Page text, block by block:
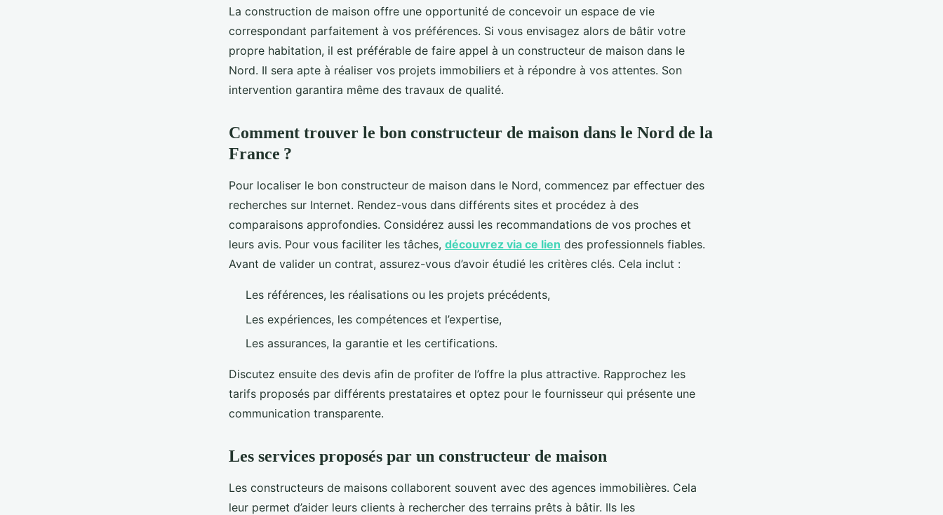
La construction de maison offre une opportunité de concevoir un espace de vie
correspondant parfaitement à vos préférences. Si vous envisagez alors de bâtir votre
propre habitation, il est préférable de faire appel à un constructeur de maison dans le
Nord. Il sera apte à réaliser vos projets immobiliers et à répondre à vos attentes. Son
intervention garantira même des travaux de qualité.
Comment trouver le bon constructeur de maison dans le Nord de la
France ?
Pour localiser le bon constructeur de maison dans le Nord, commencez par effectuer des
recherches sur Internet. Rendez-vous dans différents sites et procédez à des
comparaisons approfondies. Considérez aussi les recommandations de vos proches et
leurs avis. Pour vous faciliter les tâches, découvrez via ce lien des professionnels fiables.
Avant de valider un contrat, assurez-vous d’avoir étudié les critères clés. Cela inclut :
Les références, les réalisations ou les projets précédents,
Les expériences, les compétences et l’expertise,
Les assurances, la garantie et les certifications.
Discutez ensuite des devis afin de profiter de l’offre la plus attractive. Rapprochez les
tarifs proposés par différents prestataires et optez pour le fournisseur qui présente une
communication transparente.
Les services proposés par un constructeur de maison
Les constructeurs de maisons collaborent souvent avec des agences immobilières. Cela
leur permet d’aider leurs clients à rechercher des terrains prêts à bâtir. Ils les